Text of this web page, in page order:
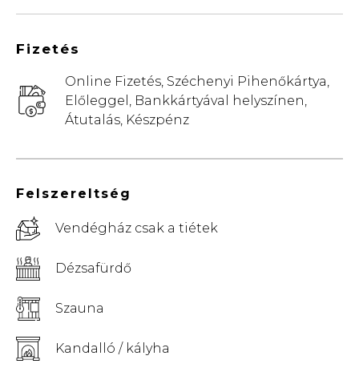
Felszereltség
Vendégház csak a tiétek
Dézsafürdő
Szauna
Kandalló / kályha
Fizetés
Online Fizetés, Széchenyi Pihenőkártya,
Előleggel, Bankkártyával helyszínen,
Átutalás, Készpénz